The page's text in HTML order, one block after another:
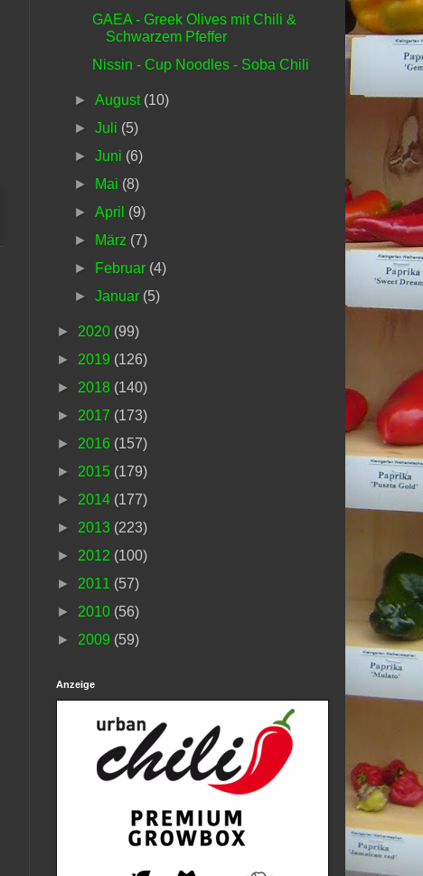
GAEA - Greek Olives mit Chili &
Schwarzem Pfeffer
Nissin - Cup Noodles - Soba Chili
►August (10)
►Juli (5)
►Juni (6)
►
Mai (8)
►April (9)
►
März (7)
►
Februar (4)
►Januar (5)
► 2020 (99)
► 2019 (126)
► 2018 (140)
► 2017 (173)
► 2016 (157)
► 2015 (179)
► 2014 (177)
► 2013 (223)
► 2012 (100)
► 2011 (57)
► 2010 (56)
► 2009 (59)
Anzeige